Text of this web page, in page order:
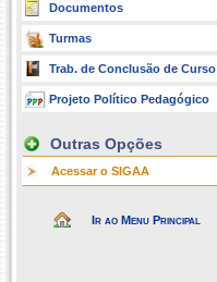
Documentos
Turmas
Trab. de Conclusão de Curso
Projeto Político Pedagógico
Outras Opções
Acessar o SIGAA
Ir ao Menu Principal